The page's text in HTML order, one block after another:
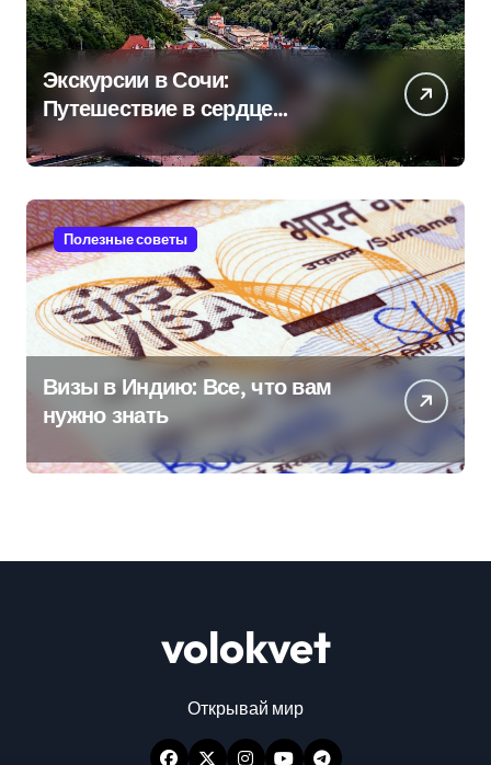
Экскурсии в Сочи:
Путешествие в сердце
Черноморского курорта
Полезные советы
Визы в Индию: Все, что вам
нужно знать
volokvet
Открывай мир